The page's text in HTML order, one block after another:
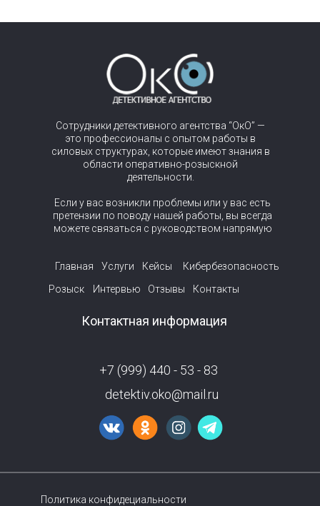
Главная Услуги Кейсы
Кибербезопасность
Интервью
Отзывы Контакты
Розыск
Сотрудники детективного агентства “ОкО” —
это профессионалы с опытом работы в
силовых структурах, которые имеют знания в
области оперативно-розыскной
деятельности.
Контактная информация
detektiv.oko@mail.ru
+7 (999) 440 - 53 - 83
Если у вас возникли проблемы или у вас есть
претензии по поводу нашей работы, вы всегда
можете связаться с руководством напрямую
Политика конфидециальности